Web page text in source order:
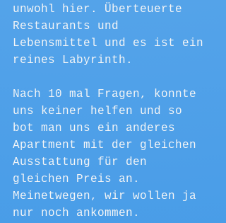
unwohl hier. Überteuerte
Restaurants und
Lebensmittel und es ist ein
reines Labyrinth.
Nach 10 mal Fragen, konnte
uns keiner helfen und so
bot man uns ein anderes
Apartment mit der gleichen
Ausstattung für den
gleichen Preis an.
Meinetwegen, wir wollen ja
nur noch ankommen.